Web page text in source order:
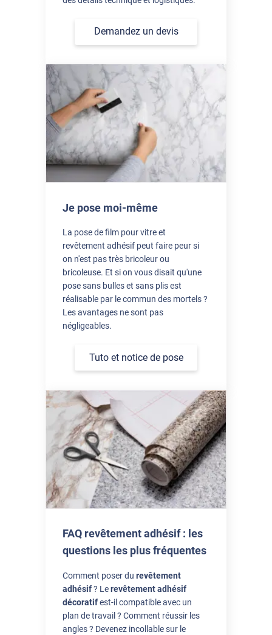
Demandez un devis
Je pose moi-même
La pose de film pour vitre et
revêtement adhésif peut faire peur si
on n'est pas très bricoleur ou
bricoleuse. Et si on vous disait qu'une
pose sans bulles et sans plis est
réalisable par le commun des mortels ?
Les avantages ne sont pas
négligeables.
Tuto et notice de pose
FAQ revêtement adhésif : les
questions les plus fréquentes
Comment poser du revêtement
adhésif? Lerevêtement adhésif
décoratifest-il compatible avec un
plan de travail ? Comment réussir les
angles ? Devenez incollable sur le